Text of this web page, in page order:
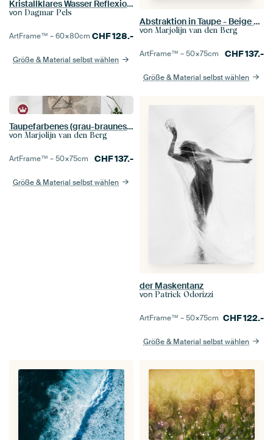
Kristallklares Wasser Reflexion - Türkis Ozean Fotografie Kunstdruck
von Dagmar Pels
ArtFrame™ –60×80cm CHF128.-
Größe & Material selbst wählen
Abstraktion in Taupe - Beige und Grau und Schattierungen (Tropfen auf einer Grasähre)
von Marjolijn van den Berg
ArtFrame™ –50×75cm CHF137.-
Größe & Material selbst wählen
Taupefarbenes (grau-braunes) Stillleben mit Blumen: Das Hortensienblütenblatt im Licht
von Marjolijn van den Berg
ArtFrame™ –50×75cm CHF137.-
Größe & Material selbst wählen
der Maskentanz
von Patrick Odorizzi
ArtFrame™ –50×75cm CHF122.-
Größe & Material selbst wählen